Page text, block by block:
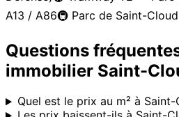
A13 / A86🚇 Parc de Saint-
Questions
immobilier Saint-
Quel est le prix au m² à